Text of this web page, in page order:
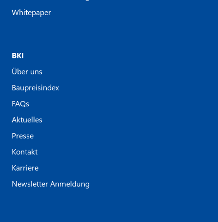
Whitepaper
BKI
Über uns
Baupreisindex
FAQs
Aktuelles
Presse
Kontakt
Karriere
Newsletter Anmeldung